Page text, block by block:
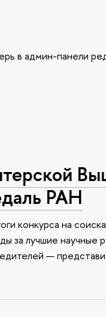
в админ-панели
РАН
конкурса на
за лучшие научные
—